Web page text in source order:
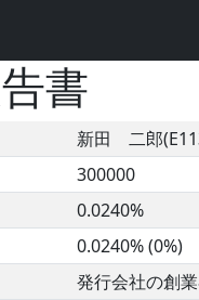
書
新田 二郎
300000
0.0240%
0.0240% (0%)
発行会社の創